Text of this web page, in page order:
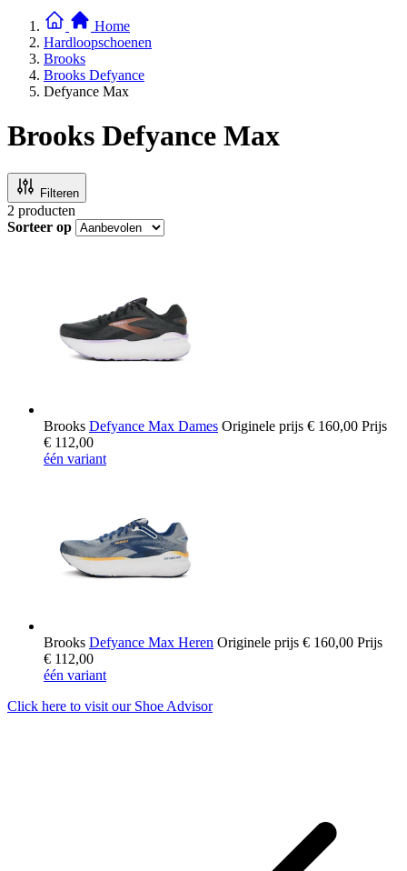
Home
Hardloopschoenen
Brooks
Brooks Defyance
Defyance Max
Brooks Defyance Max
Filteren
2 producten
Sorteer op
Brooks Defyance Max Dames Originele prijs € 160,00 Prijs
€ 112,00
één variant
Brooks Defyance Max Heren Originele prijs € 160,00 Prijs
€ 112,00
één variant
Click here to visit our Shoe Advisor